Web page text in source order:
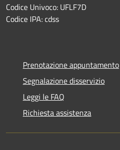
Codice Univoco: UFLF7D
Codice IPA: cdss
Prenotazione appuntamento
Segnalazione disservizio
Leggi le FAQ
Richiesta assistenza